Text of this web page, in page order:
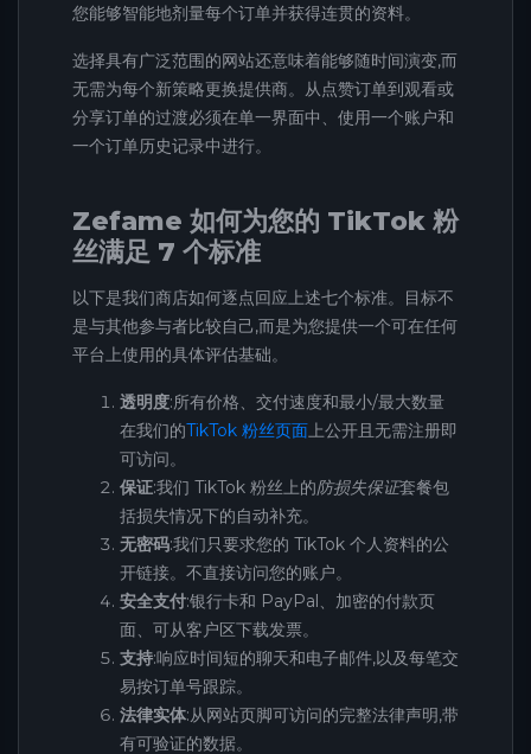
您能够智能地剂量每个订单并获得连贯的资料。
选择具有广泛范围的网站还意味着能够随时间演变,而
无需为每个新策略更换提供商。从点赞订单到观看或
分享订单的过渡必须在单一界面中、使用一个账户和
一个订单历史记录中进行。
Zefame 如何为您的 TikTok 粉
丝满足 7 个标准
以下是我们商店如何逐点回应上述七个标准。目标不
是与其他参与者比较自己,而是为您提供一个可在任何
平台上使用的具体评估基础。
透明度:所有价格、交付速度和最小/最大数量
在我们的TikTok 粉丝页面上公开且无需注册即
可访问。
保证:我们 TikTok 粉丝上的防损失保证套餐包
括损失情况下的自动补充。
无密码:我们只要求您的 TikTok 个人资料的公
开链接。不直接访问您的账户。
安全支付:银行卡和 PayPal、加密的付款页
面、可从客户区下载发票。
支持:响应时间短的聊天和电子邮件,以及每笔交
易按订单号跟踪。
法律实体:从网站页脚可访问的完整法律声明,带
有可验证的数据。